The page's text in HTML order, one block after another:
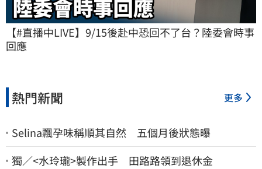
【#直播中LIVE】9/15後赴中恐回不了台？陸委會時事
回應
熱門新聞 更多
Selina飄孕味稱順其自然 五個月後狀態曝
獨／<水玲瓏>製作出手 田路路領到退休金